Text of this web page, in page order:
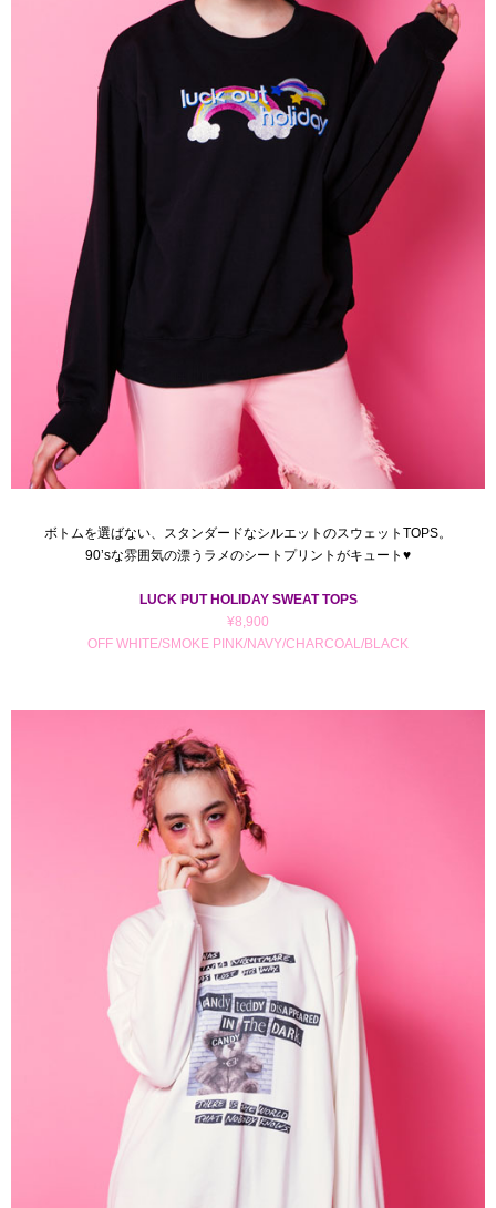
ボトムを選ばない、スタンダードなシルエットのスウェットTOPS。
90’sな雰囲気の漂うラメのシートプリントがキュート♥
LUCK PUT HOLIDAY SWEAT TOPS
¥8,900
OFF WHITE/SMOKE PINK/NAVY/CHARCOAL/BLACK